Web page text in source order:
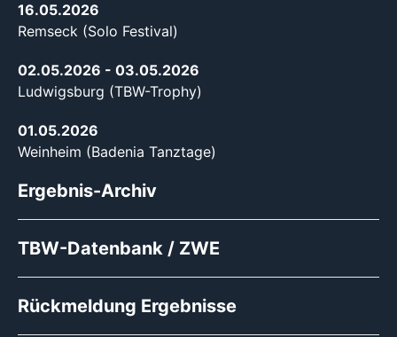
16.05.2026
Remseck (Solo Festival)
02.05.2026 - 03.05.2026
Ludwigsburg (TBW-Trophy)
01.05.2026
Weinheim (Badenia Tanztage)
Ergebnis-Archiv
TBW-Datenbank / ZWE
Rückmeldung Ergebnisse